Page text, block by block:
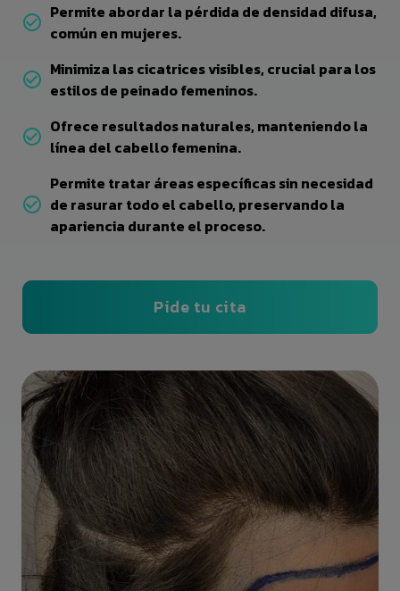
Permite abordar la pérdida de densidad difusa,
común en mujeres.
Minimiza las cicatrices visibles, crucial para los
estilos de peinado femeninos.
Ofrece resultados naturales, manteniendo la
línea del cabello femenina.
Permite tratar áreas específicas sin necesidad
de rasurar todo el cabello, preservando la
apariencia durante el proceso.
Pide tu cita